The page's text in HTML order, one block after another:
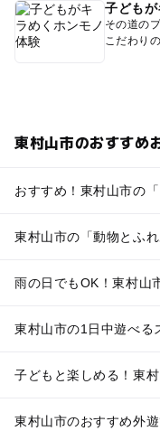
子ども
その道の
こだわり
東村山市のおすすめ
おすすめ！東村山市の
東村山市の「動物とふ
雨の日でもOK！東村山
東村山市の1日中遊べる
子どもと楽しめる！東
東村山市のおすすめ外